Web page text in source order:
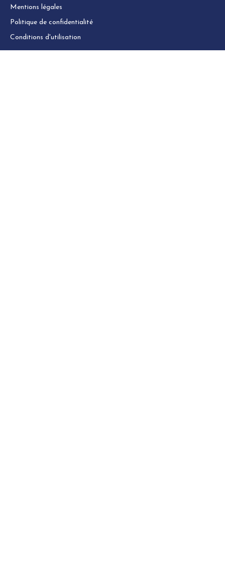
Mentions légales
Politique de confidentialité
Conditions d'utilisation